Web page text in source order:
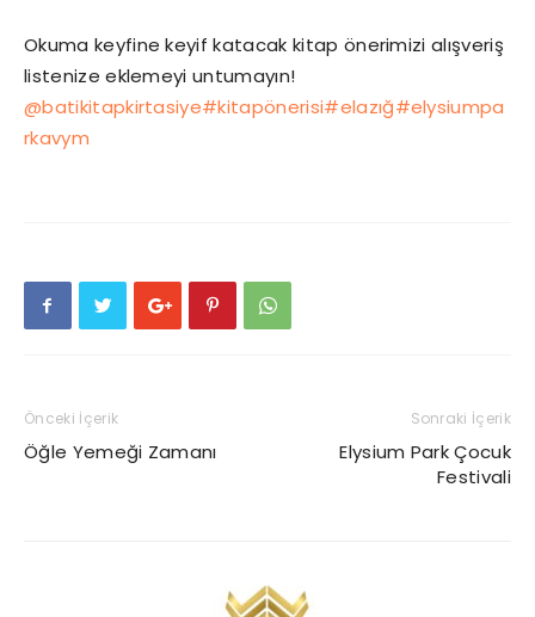
Okuma keyfine keyif katacak kitap önerimizi alışveriş
listenize eklemeyi untumayın!
@batikitapkirtasiye#kitapönerisi#elazığ#elysiumpa
rkavym
Önceki İçerik
Öğle Yemeği Zamanı
Sonraki İçerik
Elysium Park Çocuk
Festivali